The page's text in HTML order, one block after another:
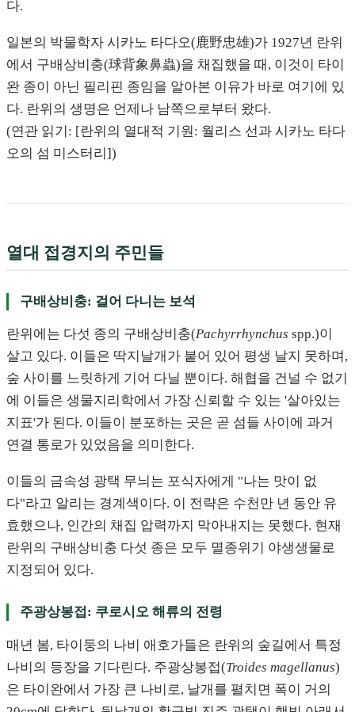
다.
일본의 박물학자 시카노 타다오(鹿野忠雄)가 1927년 란위
에서 구배상비충(球背象鼻蟲)을 채집했을 때, 이것이 타이
완 종이 아닌 필리핀 종임을 알아본 이유가 바로 여기에 있
다. 란위의 생명은 언제나 남쪽으로부터 왔다.
(연관 읽기: [란위의 열대적 기원: 월리스 선과 시카노 타다
오의 섬 미스터리])
열대 접경지의 주민들
구배상비충: 걸어 다니는 보석
란위에는 다섯 종의 구배상비충(Pachyrrhynchus spp.)이
살고 있다. 이들은 딱지날개가 붙어 있어 평생 날지 못하며,
숲 사이를 느릿하게 기어 다닐 뿐이다. 해협을 건널 수 없기
에 이들은 생물지리학에서 가장 신뢰할 수 있는 '살아있는
지표'가 된다. 이들이 분포하는 곳은 곧 섬들 사이에 과거
연결 통로가 있었음을 의미한다.
이들의 금속성 광택 무늬는 포식자에게 "나는 맛이 없
다"라고 알리는 경계색이다. 이 전략은 수천만 년 동안 유
효했으나, 인간의 채집 압력까지 막아내지는 못했다. 현재
란위의 구배상비충 다섯 종은 모두 멸종위기 야생생물로
지정되어 있다.
주광상봉접: 쿠로시오 해류의 전령
매년 봄, 타이둥의 나비 애호가들은 란위의 숲길에서 특정
나비의 등장을 기다린다. 주광상봉접(Troides magellanus)
은 타이완에서 가장 큰 나비로, 날개를 펼치면 폭이 거의